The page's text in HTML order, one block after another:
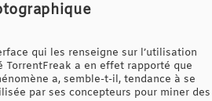
qui les renseigne sur l’utilisation
TorrentFreak a en effet rapporté que
a, semble-t-il, tendance à se
par ses concepteurs pour miner des